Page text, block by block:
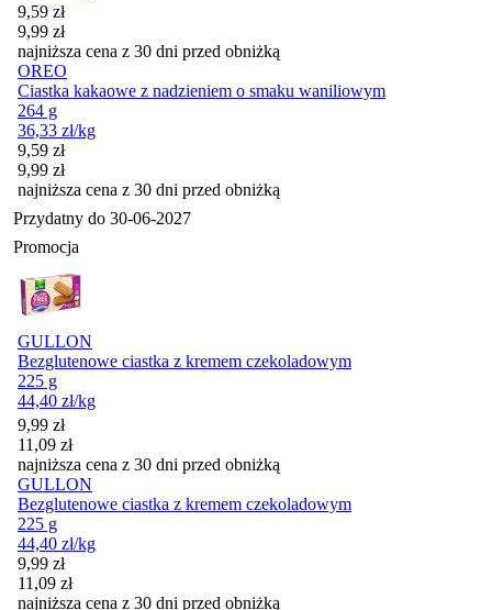
Cena promocyjna
9,59 zł
9,99 zł
najniższa cena z 30 dni przed obniżką
OREO
Ciastka kakaowe z nadzieniem o smaku waniliowym
264 g
36,33 zł/kg
Cena promocyjna
9,59 zł
9,99 zł
najniższa cena z 30 dni przed obniżką
Przydatny do 30-06-2027
Promocja
GULLON
Bezglutenowe ciastka z kremem czekoladowym
225 g
44,40 zł/kg
Cena promocyjna
9,99 zł
11,09 zł
najniższa cena z 30 dni przed obniżką
GULLON
Bezglutenowe ciastka z kremem czekoladowym
225 g
44,40 zł/kg
Cena promocyjna
9,99 zł
11,09 zł
najniższa cena z 30 dni przed obniżką